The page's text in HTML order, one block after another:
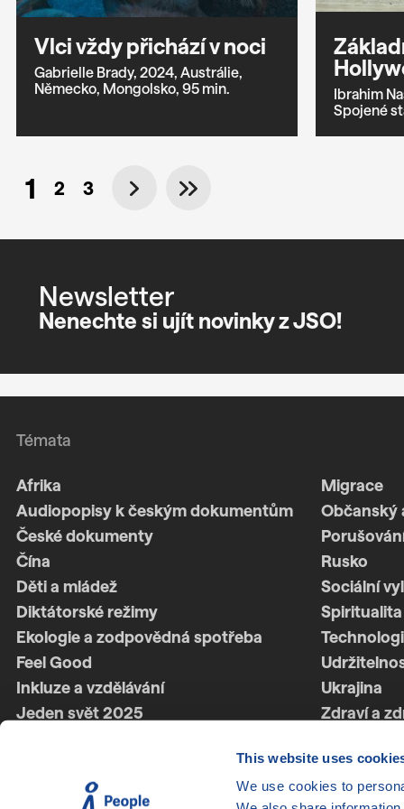
This website uses
We use cookies to
Vlci vždy přichází v noci
Gabrielle Brady, 2024, Austrálie,
Německo, Mongolsko, 95 min.
Ibrahim
Spojené
1 2 3
Newsletter
Nenechte si ujít novinky z JSO!
Témata
Afrika
Migrace
Audiopopisy k českým dokumentům
Občanský
České dokumenty
Čína
Rusko
Děti a mládež
Sociální
Diktátorské režimy
Spiritualita
Ekologie a zodpovědná spotřeba
Feel Good
Inkluze a vzdělávání
Ukrajina
Jeden svět 2025
Zdraví a
Životní styl